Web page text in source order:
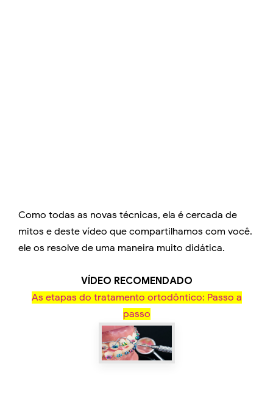
Como todas as novas técnicas, ela é cercada de
mitos e deste vídeo que compartilhamos com você.
ele os resolve de uma maneira muito didática.
VÍDEO RECOMENDADO
As etapas do tratamento ortodôntico: Passo a
passo